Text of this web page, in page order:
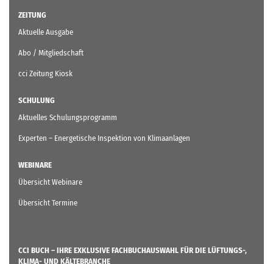
ZEITUNG
Aktuelle Ausgabe
Abo / Mitgliedschaft
cci Zeitung Kiosk
SCHULUNG
Aktuelles Schulungsprogramm
Experten – Energetische Inspektion von Klimaanlagen
WEBINARE
Übersicht Webinare
Übersicht Termine
CCI BUCH – IHRE EXKLUSIVE FACHBUCHAUSWAHL FÜR DIE LÜFTUNGS-,
KLIMA- UND KÄLTEBRANCHE